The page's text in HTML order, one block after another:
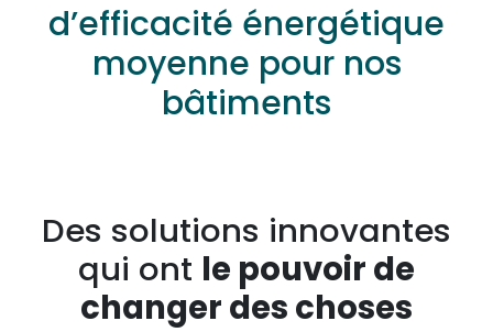
d’efficacité énergétique
moyenne pour nos
bâtiments
Des solutions innovantes
qui ont le pouvoir de
changer des choses